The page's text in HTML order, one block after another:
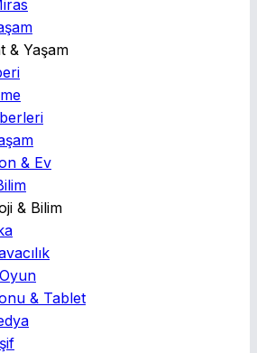
& Yaşam
& Ev
& Bilim
& Tablet